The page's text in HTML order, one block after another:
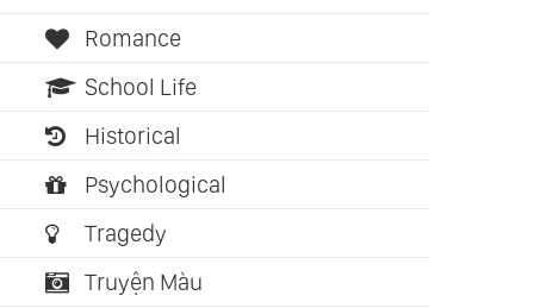
Romance
School Life
Historical
Psychological
Tragedy
Truyện Màu